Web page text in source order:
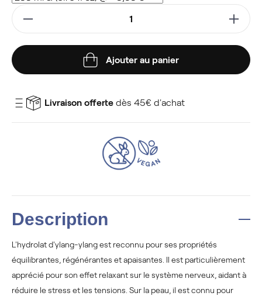
Ajouter au panier
Livraison offerte dès 45€ d'achat
Description
L'hydrolat d'ylang-ylang est reconnu pour ses propriétés
équilibrantes, régénérantes et apaisantes. Il est particulièrement
apprécié pour son effet relaxant sur le système nerveux, aidant à
réduire le stress et les tensions. Sur la peau, il est connu pour